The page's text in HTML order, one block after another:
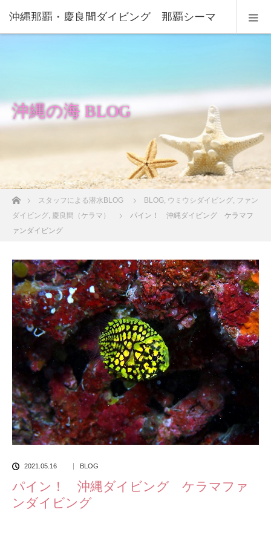
沖縄那覇・慶良間ダイビング 那覇シーマ
沖縄の海 BLOG
ホームスタッフによる潜水BLOG BLOG, ウミウシダイビング, ファン
ダイビング, 慶良間（ケラマ）
パイン！ 沖縄ダイビング ケラマフ
ァンダイビング
2021.05.16 BLOG
パイン！ 沖縄ダイビング ケラマファ
ンダイビング